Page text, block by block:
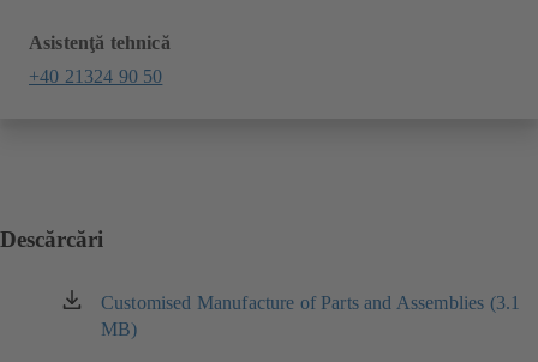
Asistenţă tehnică
+40 21324 90 50
Descărcări
Customised Manufacture of Parts and Assemblies (3.1
MB)
(se
deschide